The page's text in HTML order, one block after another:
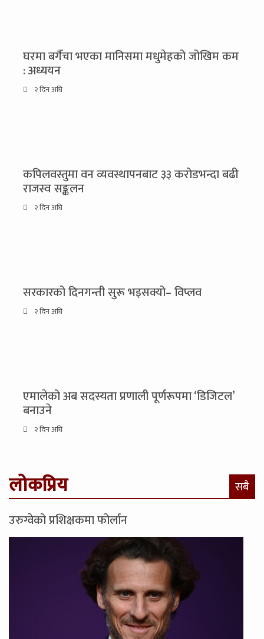
घरमा बगैँचा भएका मानिसमा मधुमेहको जोखिम कम
: अध्ययन
२ दिन अघि
कपिलवस्तुमा वन व्यवस्थापनबाट ३३ करोडभन्दा बढी
राजस्व सङ्कलन
२ दिन अघि
सरकारको दिनगन्ती सुरू भइसक्यो– विप्लव
२ दिन अघि
एमालेको अब सदस्यता प्रणाली पूर्णरूपमा ‘डिजिटल’
बनाउने
२ दिन अघि
लोकप्रिय सबै
उरुग्वेको प्रशिक्षकमा फोर्लान